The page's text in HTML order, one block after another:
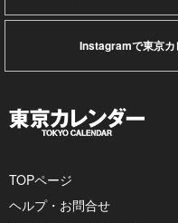
Instagramで東京カ
TOPページ
ヘルプ・お問合せ